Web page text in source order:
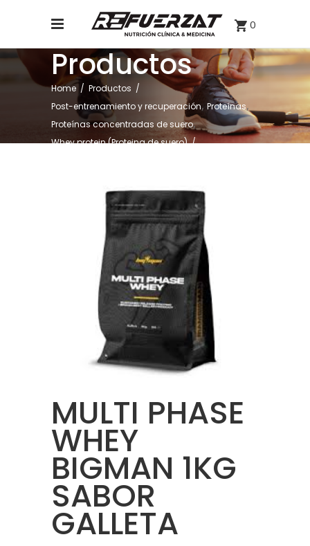
0
Productos
Home / Productos /
Post-entrenamiento y recuperación, Proteínas,
Proteínas concentradas de suero,
Whey protein (Proteina de suero)/
MULTI PHASE
WHEY
BIGMAN 1KG
SABOR
GALLETA